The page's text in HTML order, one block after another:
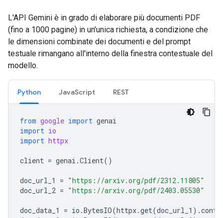
L'API Gemini è in grado di elaborare più documenti PDF
(fino a 1000 pagine) in un'unica richiesta, a condizione che
le dimensioni combinate dei documenti e del prompt
testuale rimangano all'interno della finestra contestuale del
modello.
Python JavaScript REST
from google import genai
import io
import httpx
client = genai .Client()
doc_url_1 = "https://arxiv.org/pdf/2312.11805"
doc_url_2 = "https://arxiv.org/pdf/2403.05530"
doc_data_1 = io .BytesIO(httpx.get(doc_url_1 ) .